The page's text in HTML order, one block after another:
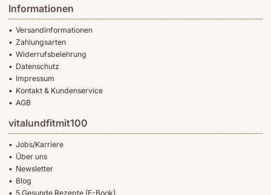
Informationen
Versandinformationen
Zahlungsarten
Widerrufsbelehrung
Datenschutz
Impressum
Kontakt & Kundenservice
AGB
vitalundfitmit100
Jobs/Karriere
Über uns
Newsletter
Blog
5 Gesunde Rezepte (E-Book)